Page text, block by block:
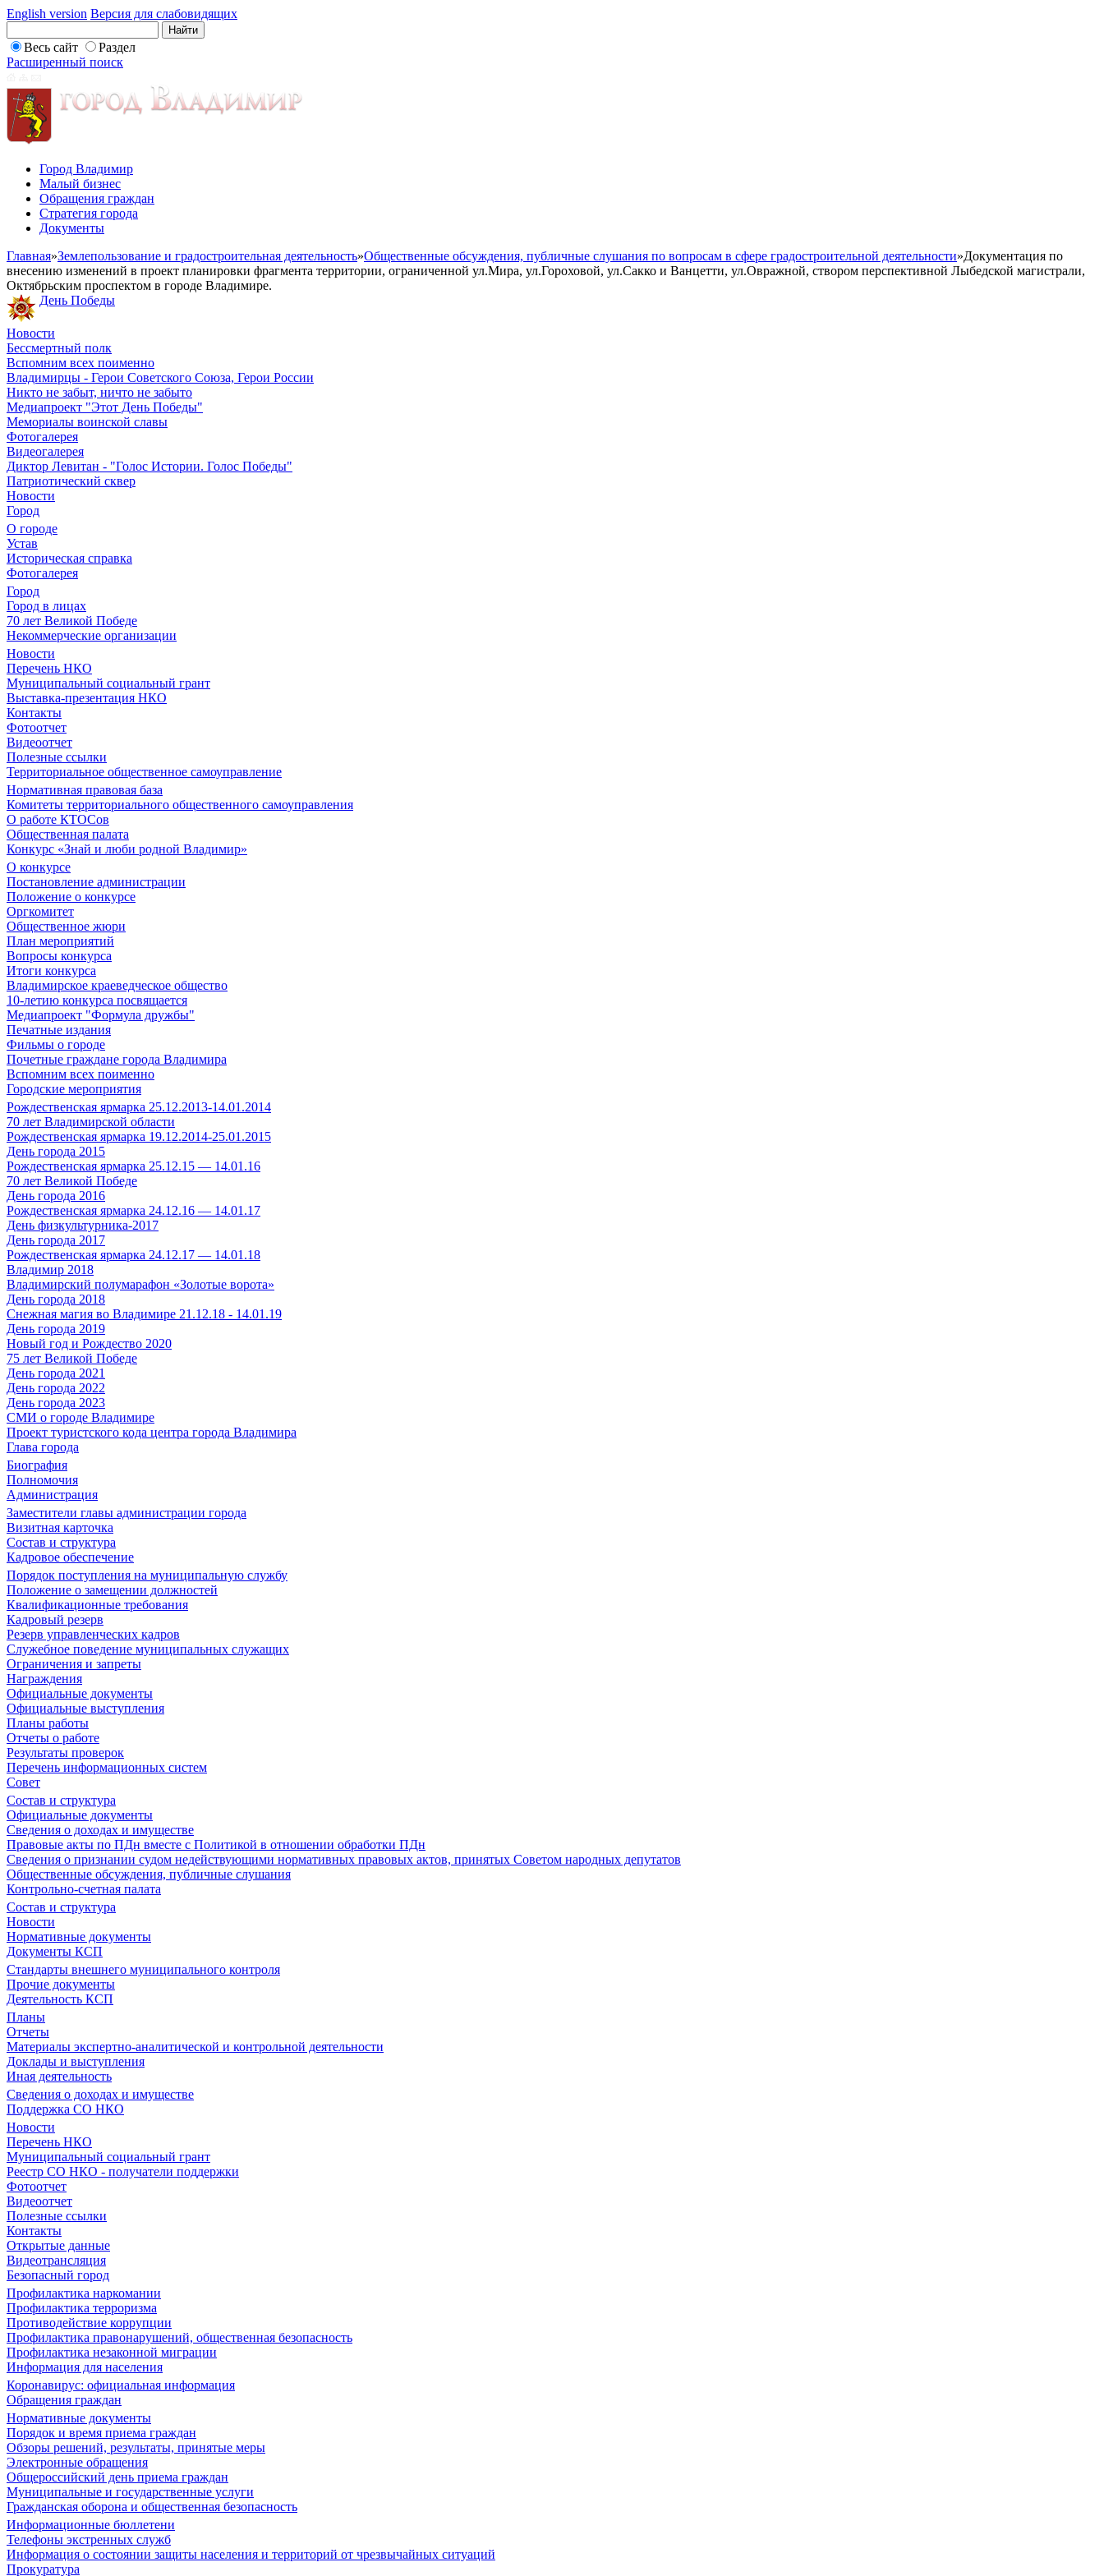
English version Версия для слабовидящих
Весь сайт
Раздел
Расширенный поиск
Город Владимир
Малый бизнес
Обращения граждан
Стратегия города
Документы
Главная»Землепользование и градостроительная деятельность»Общественные обсуждения, публичные слушания по вопросам в сфере градостроительной деятельности»Документация по
внесению изменений в проект планировки фрагмента территории, ограниченной ул.Мира, ул.Гороховой, ул.Сакко и Ванцетти, ул.Овражной, створом перспективной Лыбедской магистрали,
Октябрьским проспектом в городе Владимире.
День Победы
Новости
Бессмертный полк
Вспомним всех поименно
Владимирцы - Герои Советского Союза, Герои России
Никто не забыт, ничто не забыто
Медиапроект "Этот День Победы"
Мемориалы воинской славы
Фотогалерея
Видеогалерея
Диктор Левитан - "Голос Истории. Голос Победы"
Патриотический сквер
Новости
Город
О городе
Устав
Историческая справка
Фотогалерея
Город
Город в лицах
70 лет Великой Победе
Некоммерческие организации
Новости
Перечень НКО
Муниципальный социальный грант
Выставка-презентация НКО
Контакты
Фотоотчет
Видеоотчет
Полезные ссылки
Территориальное общественное самоуправление
Нормативная правовая база
Комитеты территориального общественного самоуправления
О работе КТОСов
Общественная палата
Конкурс «Знай и люби родной Владимир»
О конкурсе
Постановление администрации
Положение о конкурсе
Оргкомитет
Общественное жюри
План мероприятий
Вопросы конкурса
Итоги конкурса
Владимирское краеведческое общество
10-летию конкурса посвящается
Медиапроект "Формула дружбы"
Печатные издания
Фильмы о городе
Почетные граждане города Владимира
Вспомним всех поименно
Городские мероприятия
Рождественская ярмарка 25.12.2013-14.01.2014
70 лет Владимирской области
Рождественская ярмарка 19.12.2014-25.01.2015
День города 2015
Рождественская ярмарка 25.12.15 — 14.01.16
70 лет Великой Победе
День города 2016
Рождественская ярмарка 24.12.16 — 14.01.17
День физкультурника-2017
День города 2017
Рождественская ярмарка 24.12.17 — 14.01.18
Владимир 2018
Владимирский полумарафон «Золотые ворота»
День города 2018
Снежная магия во Владимире 21.12.18 - 14.01.19
День города 2019
Новый год и Рождество 2020
75 лет Великой Победе
День города 2021
День города 2022
День города 2023
СМИ о городе Владимире
Проект туристского кода центра города Владимира
Глава города
Биография
Полномочия
Администрация
Заместители главы администрации города
Визитная карточка
Состав и структура
Кадровое обеспечение
Порядок поступления на муниципальную службу
Положение о замещении должностей
Квалификационные требования
Кадровый резерв
Резерв управленческих кадров
Служебное поведение муниципальных служащих
Ограничения и запреты
Награждения
Официальные документы
Официальные выступления
Планы работы
Отчеты о работе
Результаты проверок
Перечень информационных систем
Совет
Состав и структура
Официальные документы
Сведения о доходах и имуществе
Правовые акты по ПДн вместе с Политикой в отношении обработки ПДн
Сведения о признании судом недействующими нормативных правовых актов, принятых Советом народных депутатов
Общественные обсуждения, публичные слушания
Контрольно-счетная палата
Состав и структура
Новости
Нормативные документы
Документы КСП
Стандарты внешнего муниципального контроля
Прочие документы
Деятельность КСП
Планы
Отчеты
Материалы экспертно-аналитической и контрольной деятельности
Доклады и выступления
Иная деятельность
Сведения о доходах и имуществе
Поддержка СО НКО
Новости
Перечень НКО
Муниципальный социальный грант
Реестр СО НКО - получатели поддержки
Фотоотчет
Видеоотчет
Полезные ссылки
Контакты
Открытые данные
Видеотрансляция
Безопасный город
Профилактика наркомании
Профилактика терроризма
Противодействие коррупции
Профилактика правонарушений, общественная безопасность
Профилактика незаконной миграции
Информация для населения
Коронавирус: официальная информация
Обращения граждан
Нормативные документы
Порядок и время приема граждан
Обзоры решений, результаты, принятые меры
Электронные обращения
Общероссийский день приема граждан
Муниципальные и государственные услуги
Гражданская оборона и общественная безопасность
Информационные бюллетени
Телефоны экстренных служб
Информация о состоянии защиты населения и территорий от чрезвычайных ситуаций
Прокуратура